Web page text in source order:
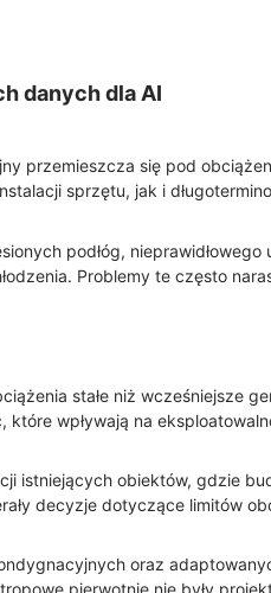
danych dla AI
przemieszcza się pod
sprzętu, jak i
podłóg,
Problemy te często
stałe niż wcześniejsze
wpływają na
istniejących obiektów, gdzie
decyzje dotyczące limitów
oraz